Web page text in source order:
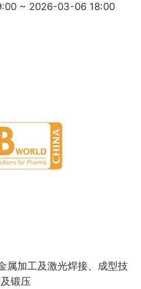
~ 2026-03-06 18:00
属加工及激光焊接、成型技
锻压